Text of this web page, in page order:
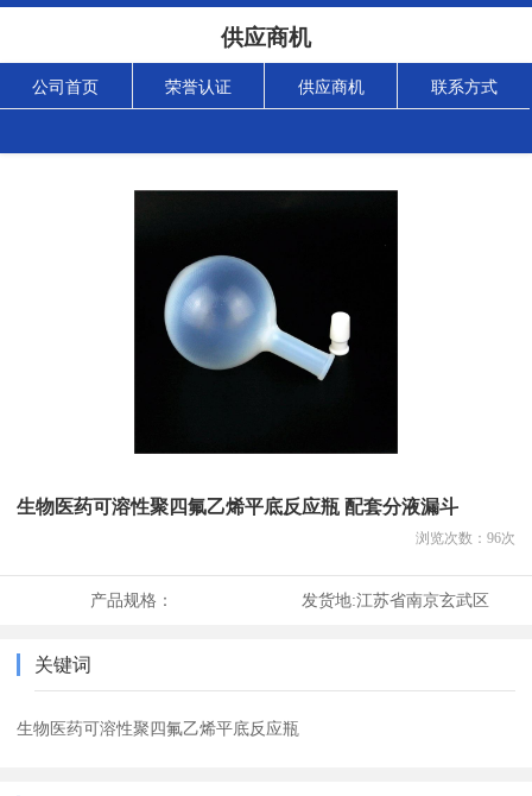
供应商机
公司首页 荣誉认证 供应商机 联系方式
生物医药可溶性聚四氟乙烯平底反应瓶 配套分液漏斗
浏览次数： 96次
产品规格： 发货地:江苏省南京玄武区
关键词
生物医药可溶性聚四氟乙烯平底反应瓶